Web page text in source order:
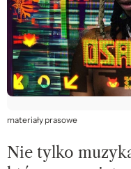
materiały prasowe
Nie tylko